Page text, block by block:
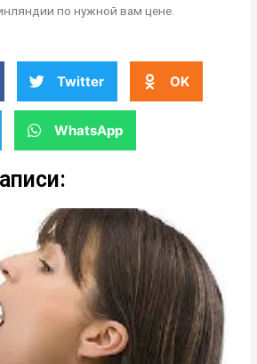
по нужной вам цене.
Twitter OK
WhatsApp